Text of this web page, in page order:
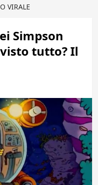
VIRALE
Simpson
tutto? Il